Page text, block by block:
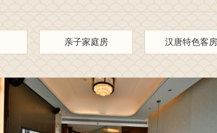
亲子家庭房 汉唐特色客房